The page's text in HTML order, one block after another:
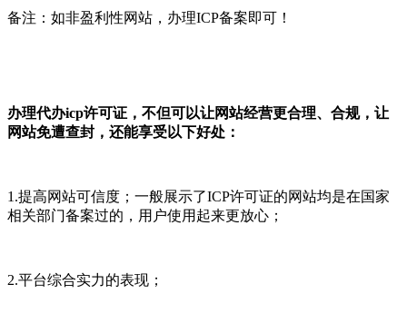
备注：如非盈利性网站，办理ICP备案即可！
办理代办icp许可证，不但可以让网站经营更合理、合规，让
网站免遭查封，还能享受以下好处：
1.提高网站可信度；一般展示了ICP许可证的网站均是在国家
相关部门备案过的，用户使用起来更放心；
2.平台综合实力的表现；